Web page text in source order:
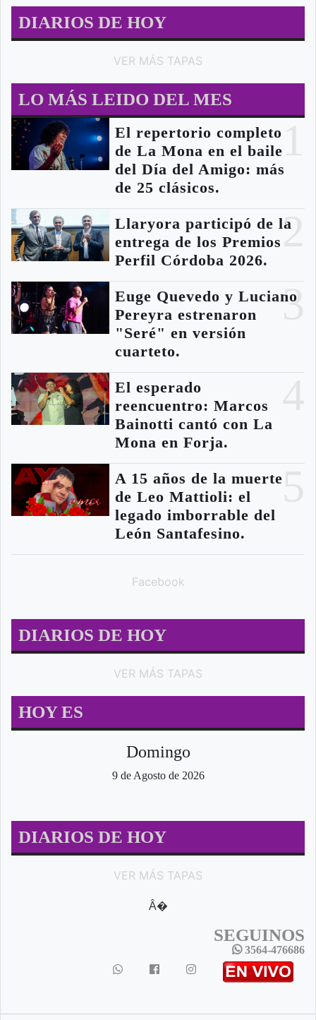
DIARIOS DE HOY
VER MÁS TAPAS
LO MÁS LEIDO DEL MES
El repertorio completo
de La Mona en el baile
del Día del Amigo: más
de 25 clásicos.
2
Llaryora participó de la
entrega de los Premios
Perfil Córdoba 2026.
3
Euge Quevedo y Luciano
Pereyra estrenaron
"Seré" en versión
cuarteto.
El esperado
reencuentro: Marcos
Bainotti cantó con La
Mona en Forja.
A 15 años de la muerte
de Leo Mattioli: el
legado imborrable del
León Santafesino.
Facebook
DIARIOS DE HOY
VER MÁS TAPAS
HOY ES
Domingo
9 de Agosto de 2026
DIARIOS DE HOY
VER MÁS TAPAS
Â�
SEGUINOS
3564-476686